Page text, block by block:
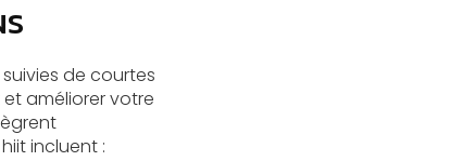
de courtes
améliorer votre
incluent :